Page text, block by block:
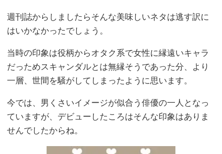
週刊誌からしましたらそんな美味しいネタは逃す訳に
はいかなかったでしょう。
当時の印象は役柄からオタク系で女性に縁遠いキャラ
だっためスキャンダルとは無縁そうであった分、より
一層、世間を騒がしてしまったように思います。
今では、男くさいイメージが似合う俳優の一人となっ
ていますが、デビューしたころはそんな印象はありま
せんでしたからね。